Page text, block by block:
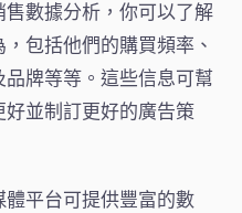
數據分析，你可以了解
包括他們的購買頻率、
牌等等。這些信息可幫
並制訂更好的廣告策
平台可提供豐富的數